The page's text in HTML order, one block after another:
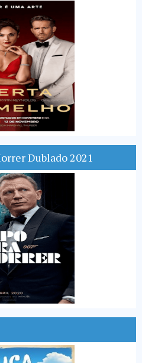
Dublado 2021